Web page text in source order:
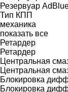
Резервуар
Тип КПП
механика
показать все
Ретардер
Ретардер
Центральная
Центральная
Блокировка
Блокировка